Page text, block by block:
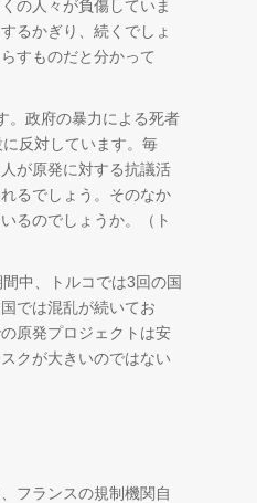
の人々が負傷していま
るかぎり、続くでしょ
すものだと分かって
。政府の暴力による死者
反対しています。毎
が原発に対する抗議活
るでしょう。そのなか
るのでしょうか。（ト
中、トルコでは3回の国
では混乱が続いてお
原発プロジェクトは安
クが大きいのではない
フランスの規制機関自